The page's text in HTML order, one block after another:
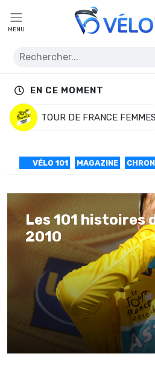
MENU
EN CE MOMENT
TOUR DE FRANCE FEMMES
VÉLO 101 MAGAZINE
Les 101 histoires
2010